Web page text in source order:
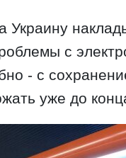
Украину
с
- с
уже до